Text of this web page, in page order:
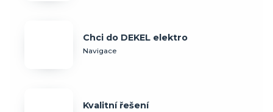
Chci do DEKEL elektro
Navigace
Kvalitní řešení